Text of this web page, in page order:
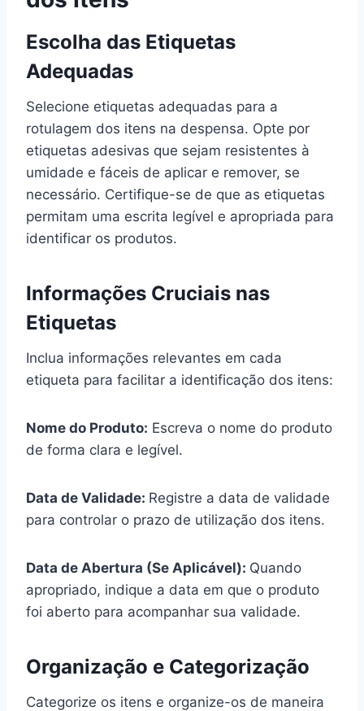
Escolha das Etiquetas
Adequadas
Selecione etiquetas adequadas para a
rotulagem dos itens na despensa. Opte por
etiquetas adesivas que sejam resistentes à
umidade e fáceis de aplicar e remover, se
necessário. Certifique-se de que as etiquetas
permitam uma escrita legível e apropriada para
identificar os produtos.
Informações Cruciais nas
Etiquetas
Inclua informações relevantes em cada
etiqueta para facilitar a identificação dos itens:
Nome do Produto: Escreva o nome do produto
de forma clara e legível.
Data de Validade: Registre a data de validade
para controlar o prazo de utilização dos itens.
Data de Abertura (Se Aplicável): Quando
apropriado, indique a data em que o produto
foi aberto para acompanhar sua validade.
Organização e Categorização
Categorize os itens e organize-os de maneira